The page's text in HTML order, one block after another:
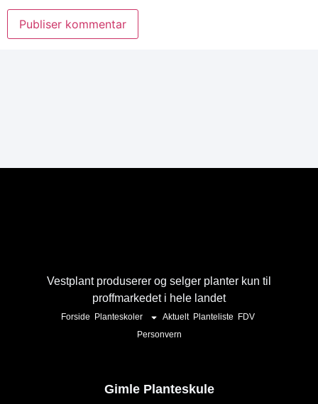
Vestplant produserer og selger planter kun til
proffmarkedet i hele landet
Forside Planteskoler Aktuelt Planteliste
FDV
Personvern
Gimle Planteskule